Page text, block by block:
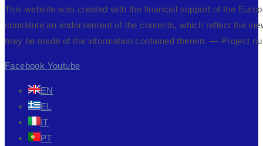
This website was created with the financial support of the
constitute an endorsement of the contents, which reflect the
may be made of the information contained therein. — Project
Facebook Youtube
EN
EL
IT
PT